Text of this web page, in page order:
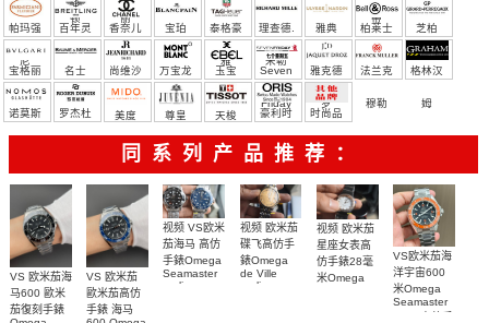
宝）
顿 丽 蒂
帕玛强
尼
百年灵 香奈儿 宝珀 泰格豪
雅
理查德.
米勒
雅典 柏莱士 芝柏
宝格丽 名士 尚维沙 万宝龙 玉宝 Seven
Friday
雅克德
罗
法兰克
穆勒
格林汉
姆
诺莫斯
罗杰杜 美度 尊皇 天梭 豪利时 时尚品
牌/原单
同系列产品推荐：
VS 欧米茄海
马600 歐米
茄復刻手錶
VS 欧米茄
歐米茄高仿
手錶 海马
视频 VS欧米
茄海马 高仿
手錶Omega
Seamaster
replica
视频 欧米茄
碟飞高仿手
錶Omega
de Ville
replica
视频 欧米茄
星座女表高
仿手錶28毫
米Omega
VS欧米茄海
洋宇宙600
米Omega
Seamaster